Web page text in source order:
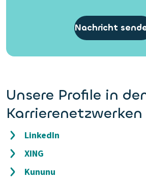
Nachricht
Unsere Profile in
Karrierenetzwerken
LinkedIn
XING
Kununu